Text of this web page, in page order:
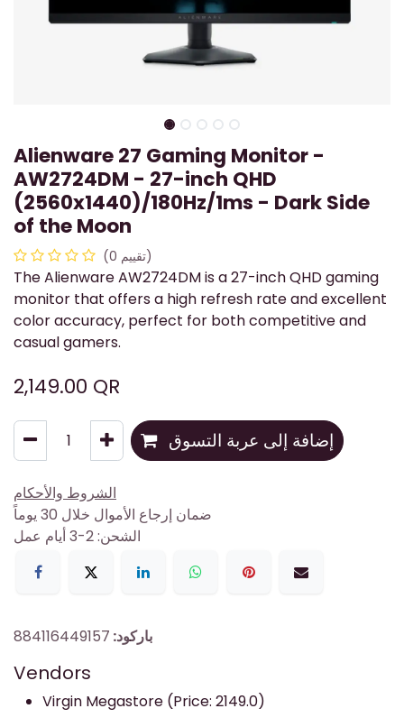
Alienware 27 Gaming Monitor -
AW2724DM - 27-inch QHD
(2560x1440)/180Hz/1ms - Dark Side
of the Moon
(تقييم 0)
The Alienware AW2724DM is a 27-inch QHD gaming
monitor that offers a high refresh rate and excellent
color accuracy, perfect for both competitive and
casual gamers.
2,149.00 QR
إضافة إلى عربة التسوق
الشروط والأحكام
ضمان إرجاع الأموال خلال 30 يوماً
الشحن: 2-3 أيام عمل
باركود: 884116449157
Vendors
Virgin Megastore (Price: 2149.0)